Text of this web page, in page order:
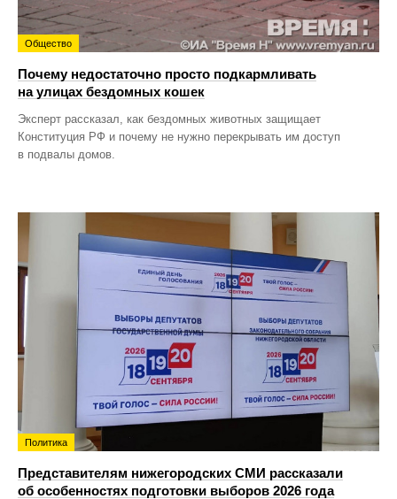
Общество
Почему недостаточно просто подкармливать
на улицах бездомных кошек
Эксперт рассказал, как бездомных животных защищает
Конституция РФ и почему не нужно перекрывать им доступ
в подвалы домов.
Политика
Представителям нижегородских СМИ рассказали
об особенностях подготовки выборов 2026 года